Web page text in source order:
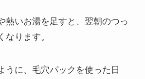
熱いお湯を足すと、翌朝のつっ
なります。
うに、毛穴パックを使った日